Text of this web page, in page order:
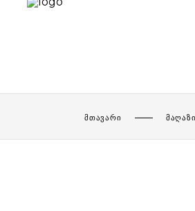
ᲛᲗᲐᲕᲐᲠᲘ